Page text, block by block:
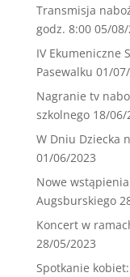
Transmisja
godz. 8:00 05/
IV Ekumeniczne
Pasewalku 01/
Nagranie tv
szkolnego 18/06/
W Dniu Dziecka
01/06/2023
Nowe
Augsburskiego
Koncert w
28/05/2023
Spotkanie